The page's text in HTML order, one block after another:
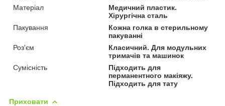
Матеріал
Медичний пластик.
Хірургічна сталь
Пакування
Кожна голка в стерильному
пакуванні
Роз'єм
Класичний. Для модульних
тримачів та машинок
Сумісність
Підходить для
перманентного макіяжу.
Підходить для тату
Приховати